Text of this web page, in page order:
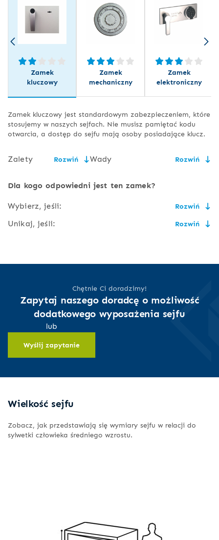
Zamek
kluczowy
Zamek
mechaniczny
Zamek
elektroniczny
Zamek kluczowy jest standardowym zabezpieczeniem, które
stosujemy w naszych sejfach. Nie musisz pamiętać kodu
otwarcia, a dostęp do sejfu mają osoby posiadające klucz.
Zalety Rozwiń
niska cena,
użytkowania i
dostęp do sejfu ma
tylko posiadacz
klucza
Wady Rozwiń
konieczność bezpiecznego
Dla kogo odpowiedni jest ten zamek?
Wybierz, jeśli: Rozwiń
cena ma znaczenie i masz gdzie bezpiecznie schować
Twoich kluczy, a tym samym do sejfu,
Unikaj, jeśli: Rozwiń
nie chcesz martwić się o przechowywanie kluczy ani
zdarza Ci się czegoś zapomnieć lub zgubić, zwłaszcza
klucze,
bardzo często lub nader rzadko będziesz korzystał z
Chętnie Ci doradzimy!
Zapytaj naszego doradcę o możliwość
dodatkowego wyposażenia sejfu
lub
Wyślij zapytanie
Wielkość sejfu
Zobacz, jak przedstawiają się wymiary sejfu w relacji do
sylwetki człowieka średniego wzrostu.